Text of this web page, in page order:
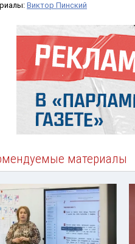
Виктор Пинский
материалы